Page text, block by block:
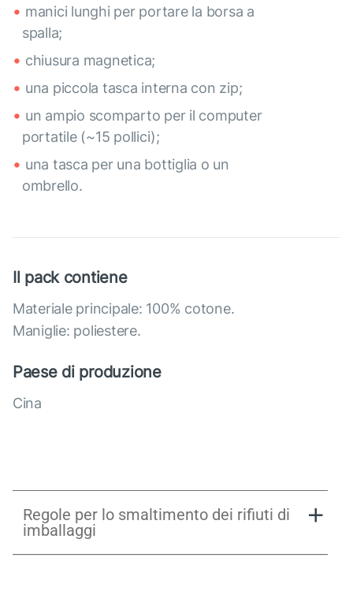
manici lunghi per portare la borsa a
spalla;
chiusura magnetica;
una piccola tasca interna con zip;
un ampio scomparto per il computer
portatile (~15 pollici);
una tasca per una bottiglia o un
ombrello.
Il pack contiene
Materiale principale: 100% cotone.
Maniglie: poliestere.
Paese di produzione
Cina
Regole per lo smaltimento dei rifiuti di
imballaggi